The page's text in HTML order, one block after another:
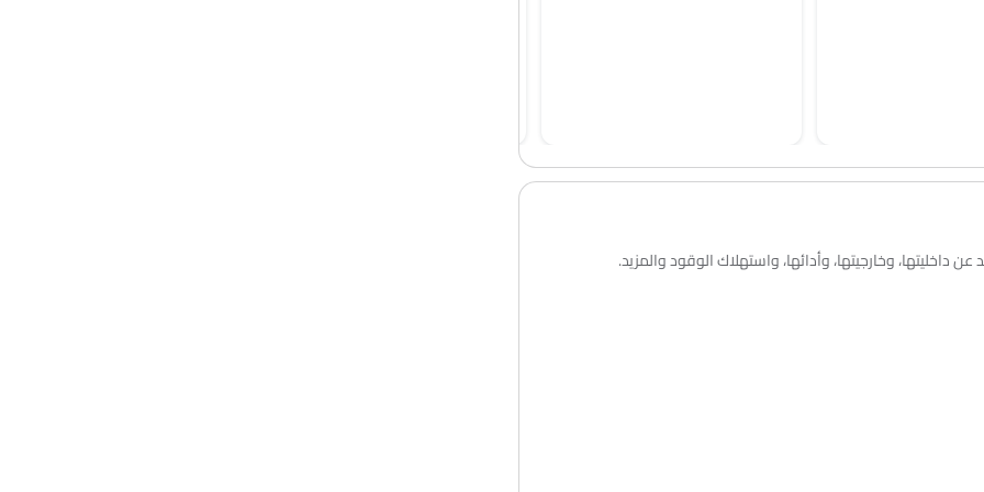
وخارجيتها، وأدائها، واستهلاك الوقود والمزيد.